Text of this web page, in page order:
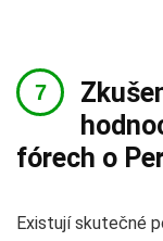
fórech o
Existují skutečné